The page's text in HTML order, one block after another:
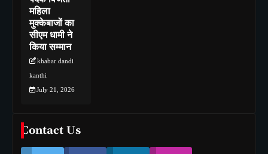
महिला
मुक्केबाजों का
सीएम धामी ने
किया सम्मान
khabar dandi
kanthi
July 21, 2026
Contact Us